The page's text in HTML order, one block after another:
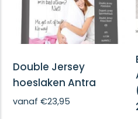
Double Jersey
hoeslaken Antra
vanaf€23,95